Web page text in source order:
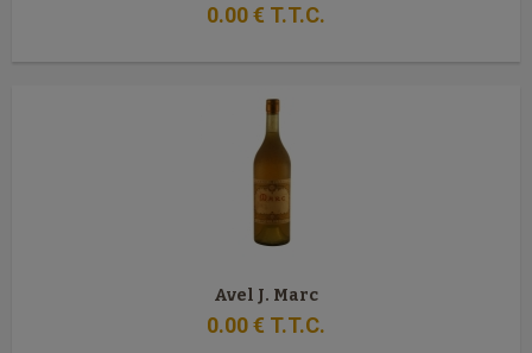
0.00€ T.T.C.
Avel J. Marc
0.00€ T.T.C.